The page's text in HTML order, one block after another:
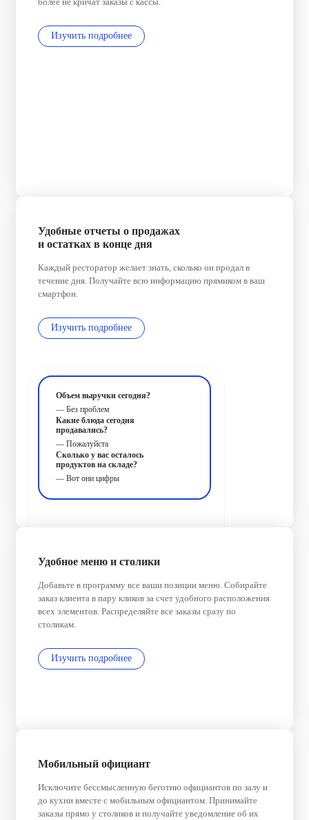
Изучить подробнее
Удобные отчеты о продажах
и остатках в конце дня
Каждый ресторатор желает знать, сколько он продал в
течение дня. Получайте всю информацию прямиком в ваш
смартфон.
Изучить подробнее
Объем выручки сегодня?
— Без проблем
Какие блюда сегодня
продавались?
— Пожалуйста
Сколько у вас осталось
продуктов на складе?
— Вот они цифры
Удобное меню и столики
Добавьте в программу все ваши позиции меню. Собирайте
заказ клиента в пару кликов за счет удобного расположения
всех элементов. Распределяйте все заказы сразу по
столикам.
Изучить подробнее
Мобильный официант
Исключите бессмысленную беготню официантов по залу и
до кухни вместе с мобильным официантом. Принимайте
заказы прямо у столиков и получайте уведомление об их